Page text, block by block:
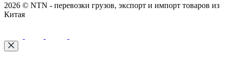
2026 © NTN - перевозки грузов, экспорт и импорт товаров из
Китая